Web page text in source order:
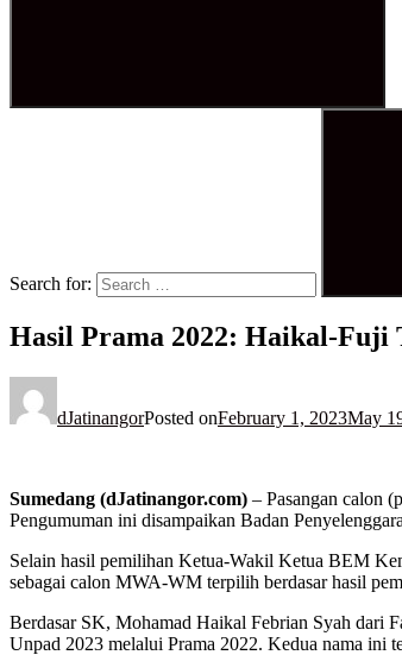
Search for:
Hasil Prama 2022: Haikal-
dJatinangorPosted onFebruary 1, 2023May
Sumedang (dJatinangor.com) – Pasangan calon
Pengumuman ini disampaikan Badan
Selain hasil pemilihan Ketua-Wakil Ketua BEM
sebagai calon MWA-WM terpilih berdasar hasil
Berdasar SK, Mohamad Haikal Febrian Syah dari
Unpad 2023 melalui Prama 2022. Kedua nama ini